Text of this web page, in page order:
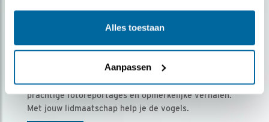
Alles toestaan
Aanpassen
Ontvang 5 x Vogels voor € 36,00 per jaar
Vogels is het tijdschrift voor onze leden, met
prachtige fotoreportages en opmerkelijke verhalen.
Met jouw lidmaatschap help je de vogels.